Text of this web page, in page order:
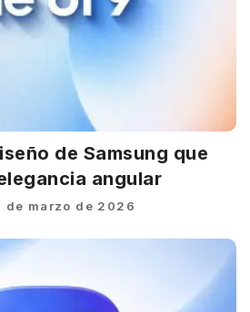
de Samsung que
angular
de marzo de 2026